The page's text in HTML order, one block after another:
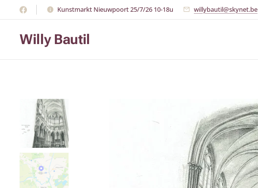
Kunstmarkt Nieuwpoort 25/7/26 10-18u willybautil@skynet.be
Willy Bautil